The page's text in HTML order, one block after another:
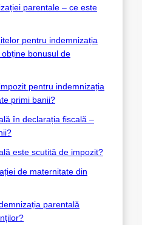
parentale – ce este
pentru indemnizația
bonusul de
pentru indemnizația
primi banii?
în declarația fiscală –
este scutită de impozit?
de maternitate din
parentală